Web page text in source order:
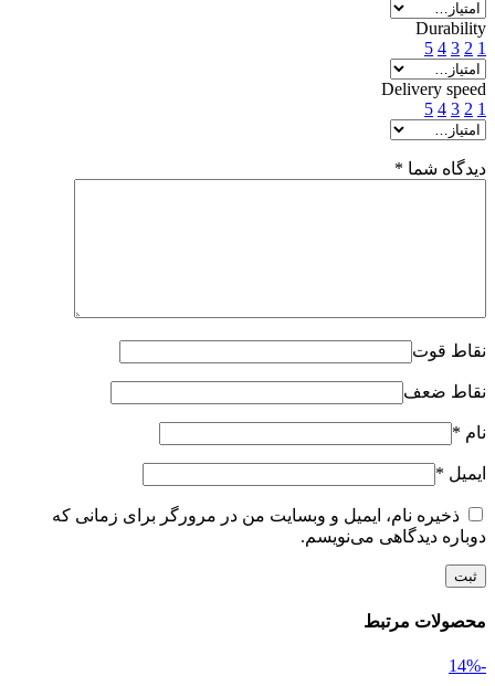
Durability
1
2
3
4
5
Delivery speed
1
2
3
4
5
دیدگاه شما *
نقاط قوت
نقاط ضعف
نام *
ایمیل *
ذخیره نام، ایمیل و وبسایت من در مرورگر برای زمانی که
دوباره دیدگاهی می‌نویسم.
محصولات مرتبط
-14%